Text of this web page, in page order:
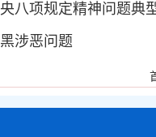
八项规定精神问题典
涉恶问题